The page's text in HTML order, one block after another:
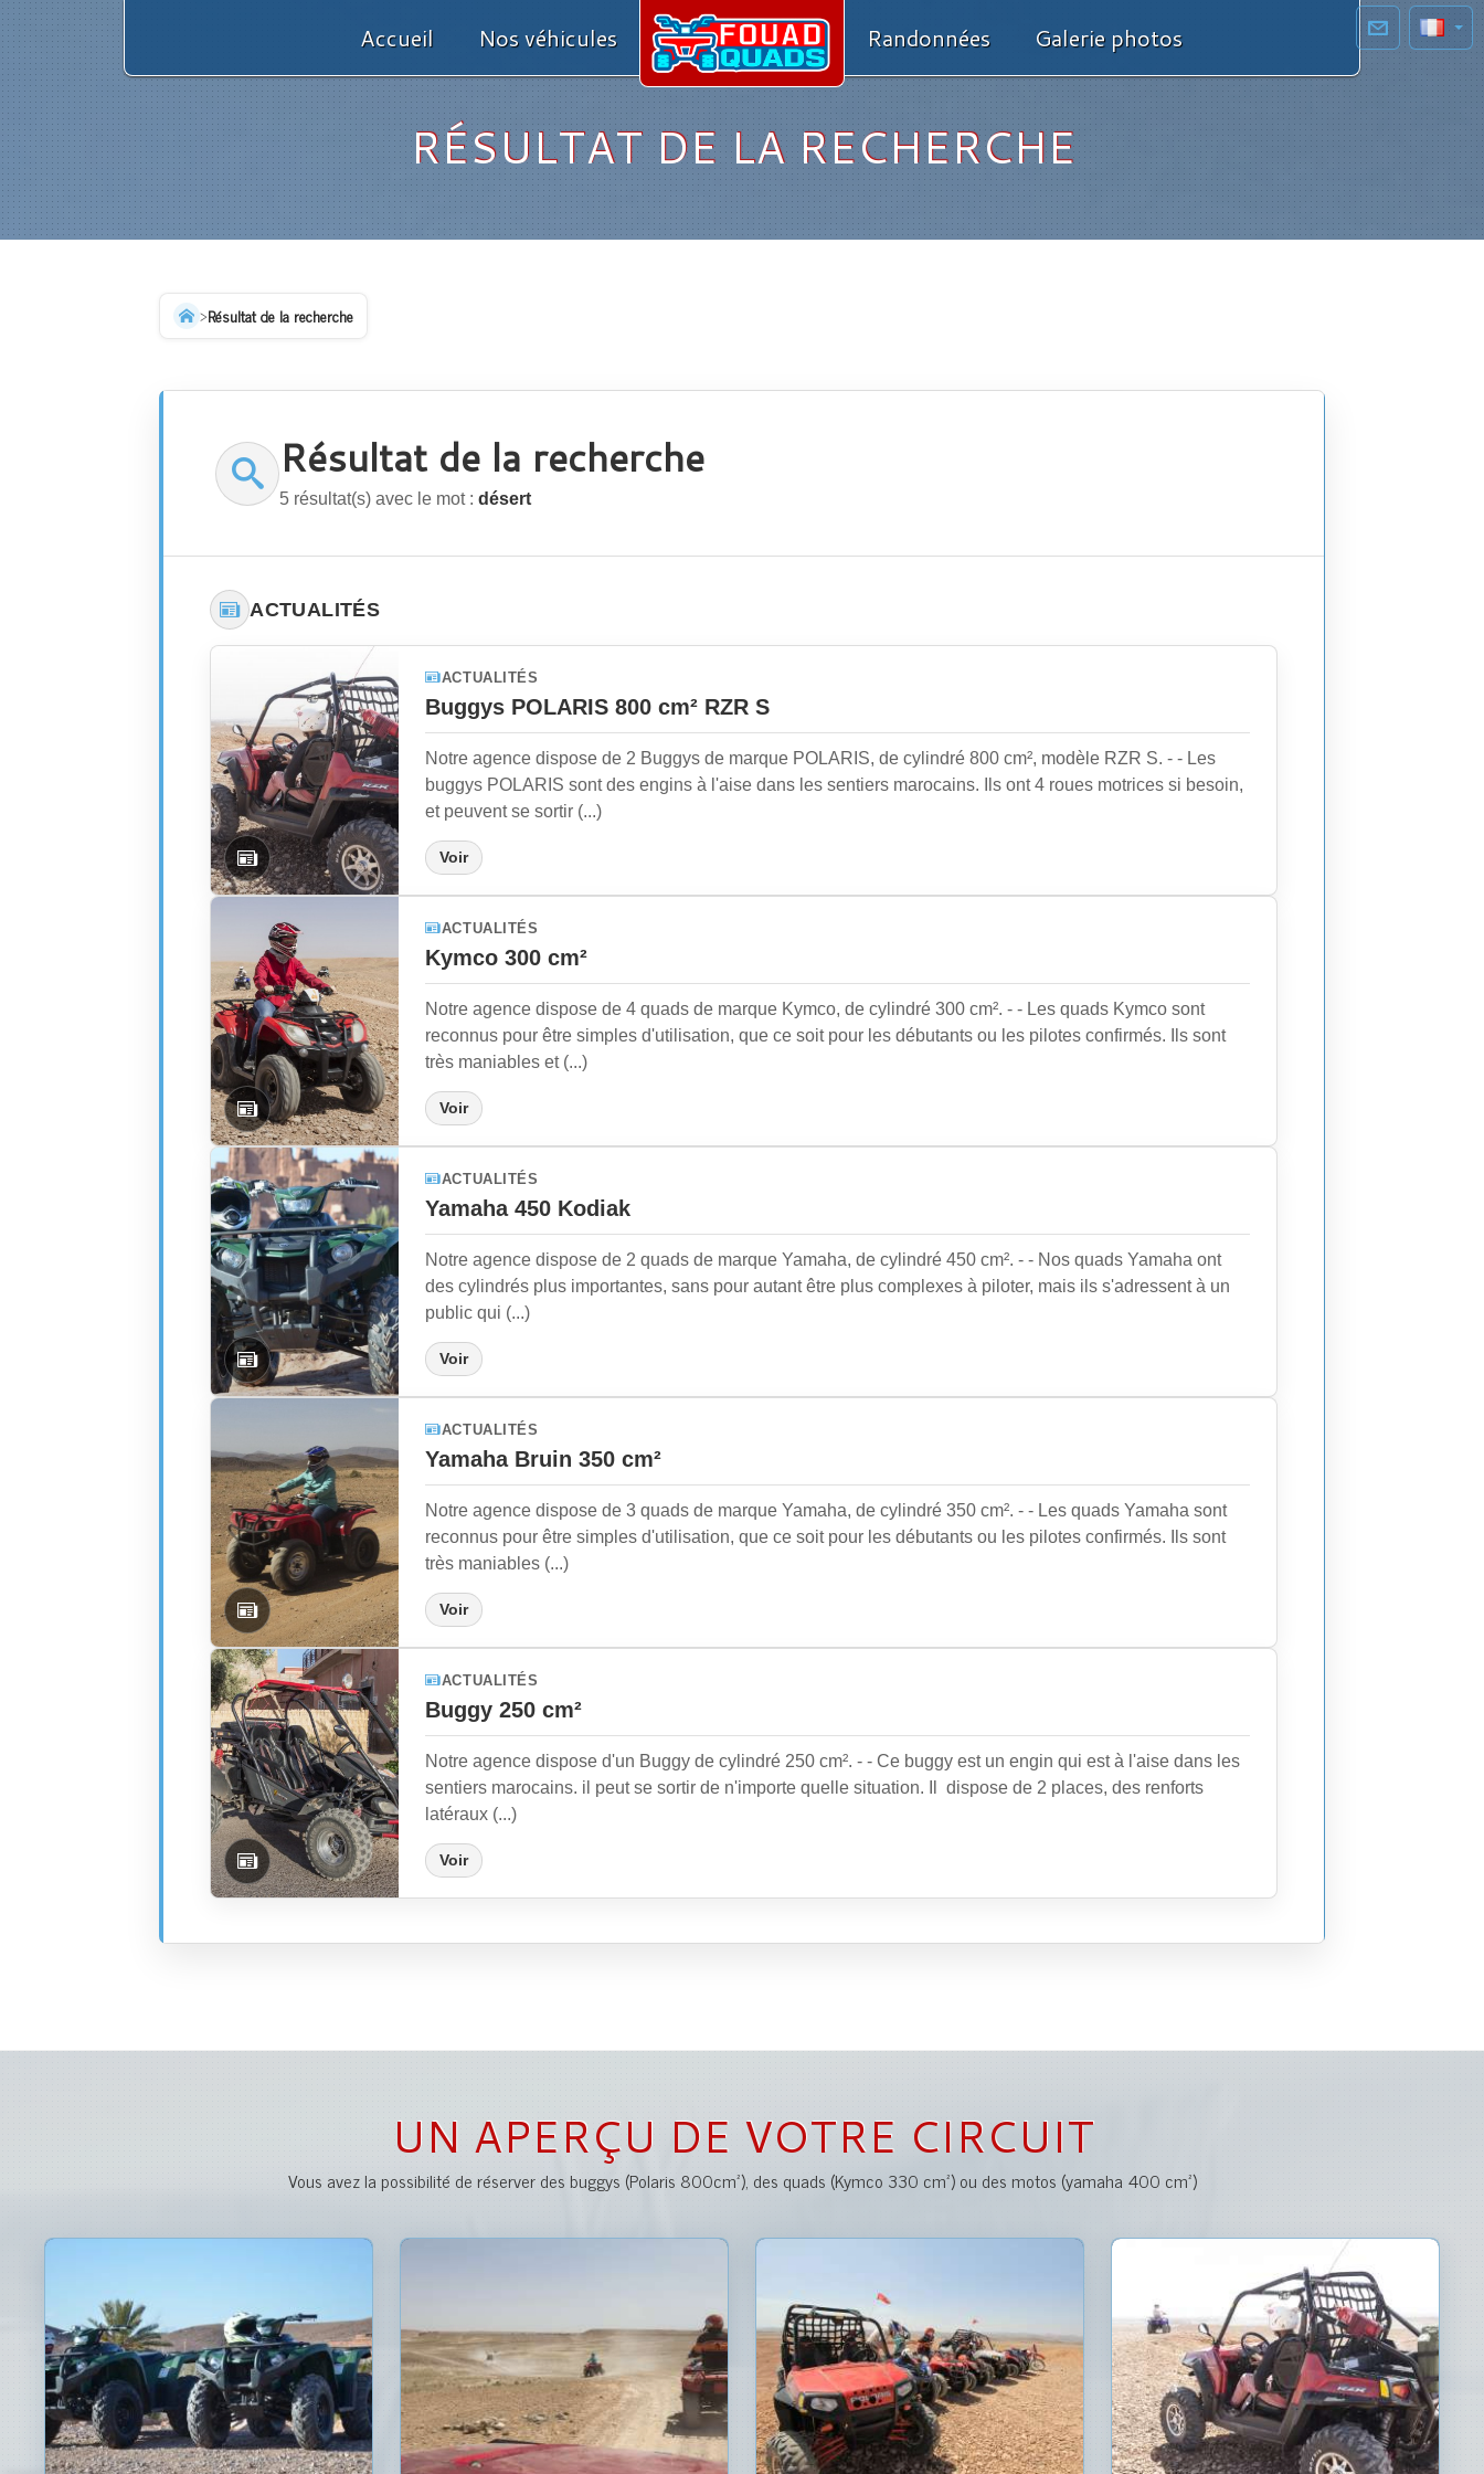
Accueil Nos véhicules Randonnées Galerie photos
RÉSULTAT DE LA RECHERCHE
>Résultat de la recherche
Résultat de la recherche
5 résultat(s) avec le mot :désert
ACTUALITÉS
ACTUALITÉS
Buggys POLARIS 800 cm² RZR S
Notre agence dispose de 2 Buggys de marque POLARIS, de cylindré 800 cm², modèle RZR S. - - Les
buggys POLARIS sont des engins à l'aise dans les sentiers marocains. Ils ont 4 roues motrices si besoin,
et peuvent se sortir (...)
Voir
ACTUALITÉS
Kymco 300 cm²
Notre agence dispose de 4 quads de marque Kymco, de cylindré 300 cm². - - Les quads Kymco sont
reconnus pour être simples d'utilisation, que ce soit pour les débutants ou les pilotes confirmés. Ils sont
très maniables et (...)
Voir
ACTUALITÉS
Yamaha 450 Kodiak
Notre agence dispose de 2 quads de marque Yamaha, de cylindré 450 cm². - - Nos quads Yamaha ont
des cylindrés plus importantes, sans pour autant être plus complexes à piloter, mais ils s'adressent à un
public qui (...)
Voir
ACTUALITÉS
Yamaha Bruin 350 cm²
Notre agence dispose de 3 quads de marque Yamaha, de cylindré 350 cm². - - Les quads Yamaha sont
reconnus pour être simples d'utilisation, que ce soit pour les débutants ou les pilotes confirmés. Ils sont
très maniables (...)
Voir
ACTUALITÉS
Buggy 250 cm²
Notre agence dispose d'un Buggy de cylindré 250 cm². - - Ce buggy est un engin qui est à l'aise dans les
sentiers marocains. il peut se sortir de n'importe quelle situation. Il dispose de 2 places, des renforts
latéraux (...)
Voir
UN APERÇU DE VOTRE CIRCUIT
Vous avez la possibilité de réserver des buggys (Polaris 800cm²), des quads (Kymco 330 cm²) ou des motos (yamaha 400 cm²)